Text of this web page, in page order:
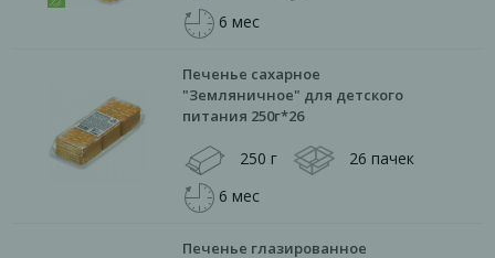
6 мес
Печенье сахарное
"Земляничное" для детского
питания 250г*26
250 г
26 пачек
6 мес
Печенье глазированное